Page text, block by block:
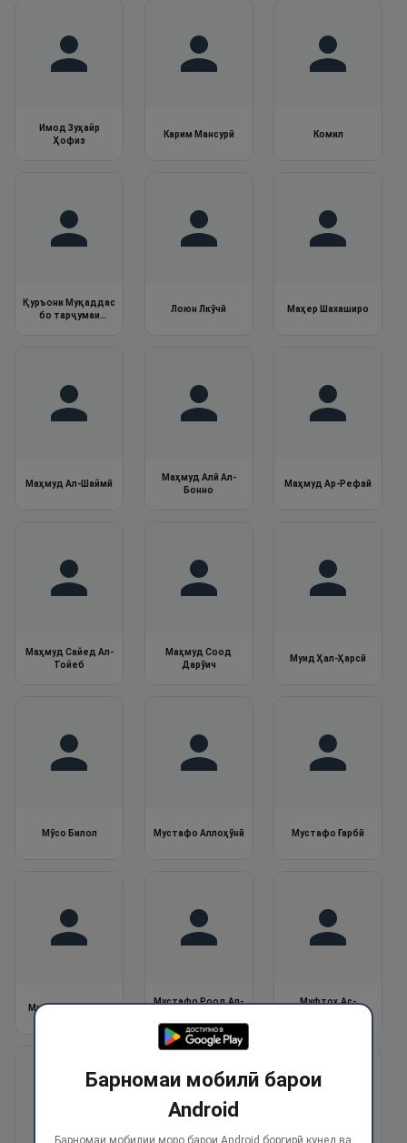
Имод Зуҳайр
Ҳофиз
Карим Мансурӣ Комил
Қуръони Муқаддас
бо тарҷумаи
Лоюн Лкӯчӣ Маҳер Шахаширо
Маҳмуд Ал-Шаймӣ
Маҳмуд Алӣ Ал-
Бонно
Маҳмуд Ар-Рефаӣ
Маҳмуд Сайед Ал-
Тойеб
Маҳмуд Соод
Дарӯич
Муид Ҳал-Ҳарсӣ
Мӯсо Билол Мустафо Аллоҳӯнӣ Мустафо Ғарбӣ
Мустафо Исмоил
Мустафо Роод Ал-
Муфтоҳ Ас-
Барномаи мобилӣ барои
Android
Барномаи мобилии моро барои Android боргирӣ кунед ва